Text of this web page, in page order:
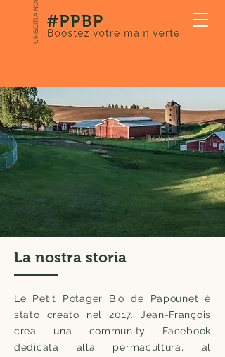
UNISCITI A NOI
La nostra storia
Le Petit Potager Bio de Papounet è
stato creato nel 2017. Jean-François
crea una community Facebook
dedicata alla permacultura, al